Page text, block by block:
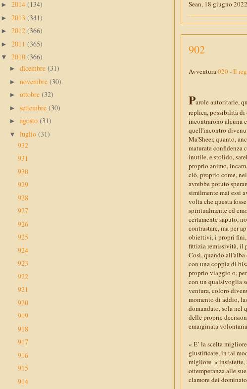
Sean, 18 giugno 2022
902
Avventura020 - Il
Parole autoritarie,
replica, possibilità di
incontrarono alcuna
quell'incontro
Ma'Sheer, quanto,
maturata confidenza
inutile, e stolido,
proprio animo,
ciò, proprio come,
avrebbe potuto
similmente mai essi
volta che questa
spiritualmente ed
certamente saputo,
contrastare, ma per
obiettivi, i propri fini,
fittizia remissività, il
Così, quando
con una coppia di
proprio viaggio o,
con un qualsivoglia
ventura, coloro
momento di addio,
domandato, sola nel
delle proprie
emarginata
« E’ la scelta
giustificare, in tal
migliore. »
ottemperanza alle
clamore dei
► 2014 (134)
► 2013 (341)
► 2012 (366)
► 2011 (365)
▼ 2010 (366)
► dicembre (31)
► novembre (30)
► ottobre (32)
► settembre (30)
► agosto (31)
▼ luglio (31)
932
931
930
929
928
927
926
925
924
923
922
921
920
919
918
917
916
915
914